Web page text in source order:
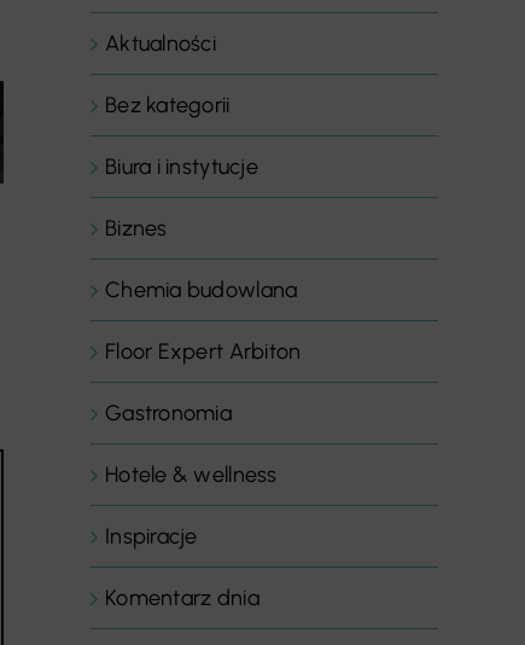
Aktualności
Bez kategorii
Biura i instytucje
Biznes
Chemia budowlana
Floor Expert Arbiton
Gastronomia
Hotele & wellness
Inspiracje
Komentarz dnia